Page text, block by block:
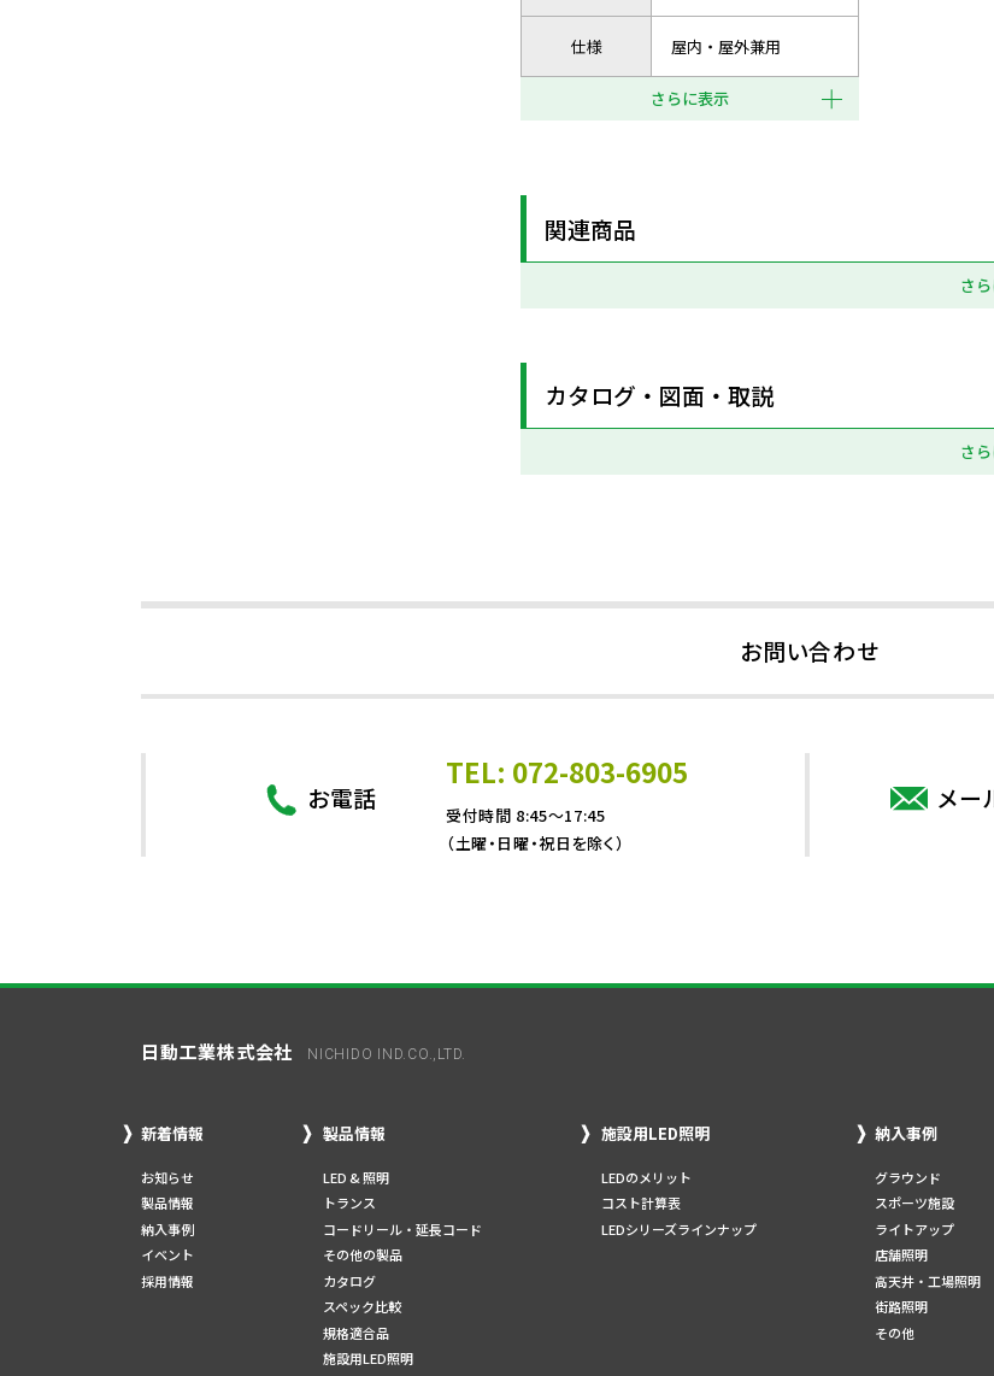
仕様 屋内・屋外兼用
さらに表示
関連商品
さ
カタログ・図面・取説
さ
お問い合わせ
お電話
TEL: 072-803-6905
受付時間 8:45～17:45
（土曜・日曜・祝日を除く）
メー
日動工業株式会社 NICHIDO IND.CO.,LTD.
新着情報
お知らせ
製品情報
納入事例
イベント
採用情報
製品情報
LED & 照明
トランス
コードリール・延長コード
その他の製品
カタログ
スペック比較
規格適合品
施設用LED照明
施設用LED照明
LEDのメリット
コスト計算表
LEDシリーズラインナップ
納入事例
グラウンド
スポーツ施設
ライトアップ
店舗照明
高天井・工場照明
街路照明
その他